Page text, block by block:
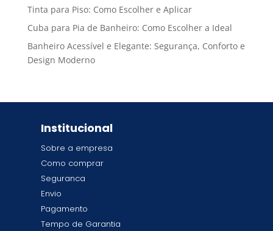
Tinta para Piso: Como Escolher e Aplicar
Cuba para Pia de Banheiro: Como Escolher a Ideal
Banheiro Acessível e Elegante: Segurança, Conforto e
Design Moderno
Institucional
Sobre a empresa
Como comprar
Seguranca
Envio
Pagamento
Tempo de Garantia